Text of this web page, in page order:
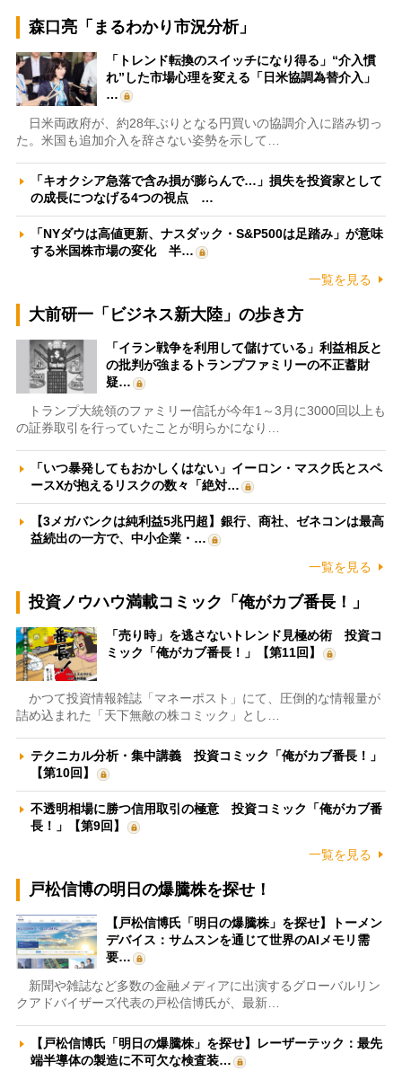
森口亮「まるわかり市況分析」
「トレンド転換のスイッチになり得る」“介入慣
れ”した市場心理を変える「日米協調為替介入」
…
日米両政府が、約28年ぶりとなる円買いの協調介入に踏み切っ
た。米国も追加介入を辞さない姿勢を示して…
「キオクシア急落で含み損が膨らんで…」損失を投資家として
の成長につなげる4つの視点 …
「NYダウは高値更新、ナスダック・S&P500は足踏み」が意味
する米国株市場の変化 半…
一覧を見る
大前研一「ビジネス新大陸」の歩き方
「イラン戦争を利用して儲けている」利益相反と
の批判が強まるトランプファミリーの不正蓄財
疑…
トランプ大統領のファミリー信託が今年1～3月に3000回以上も
の証券取引を行っていたことが明らかになり…
「いつ暴発してもおかしくはない」イーロン・マスク氏とスペ
ースXが抱えるリスクの数々「絶対…
【3メガバンクは純利益5兆円超】銀行、商社、ゼネコンは最高
益続出の一方で、中小企業・…
一覧を見る
投資ノウハウ満載コミック「俺がカブ番長！」
「売り時」を逃さないトレンド見極め術 投資コ
ミック「俺がカブ番長！」【第11回】
かつて投資情報雑誌「マネーポスト」にて、圧倒的な情報量が
詰め込まれた「天下無敵の株コミック」とし…
テクニカル分析・集中講義 投資コミック「俺がカブ番長！」
【第10回】
不透明相場に勝つ信用取引の極意 投資コミック「俺がカブ番
長！」【第9回】
一覧を見る
戸松信博の明日の爆騰株を探せ！
【戸松信博氏「明日の爆騰株」を探せ】トーメン
デバイス：サムスンを通じて世界のAIメモリ需
要…
新聞や雑誌など多数の金融メディアに出演するグローバルリン
クアドバイザーズ代表の戸松信博氏が、最新…
【戸松信博氏「明日の爆騰株」を探せ】レーザーテック：最先
端半導体の製造に不可欠な検査装…